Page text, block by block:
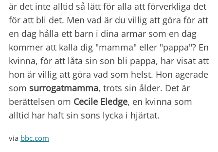
är det inte alltid så lätt för alla att förverkliga det
för att bli det. Men vad är du villig att göra för att
en dag hålla ett barn i dina armar som en dag
kommer att kalla dig "mamma" eller "pappa"? En
kvinna, för att låta sin son bli pappa, har visat att
hon är villig att göra vad som helst. Hon agerade
som surrogatmamma, trots sin ålder. Det är
berättelsen om Cecile Eledge, en kvinna som
alltid har haft sin sons lycka i hjärtat.
via bbc.com